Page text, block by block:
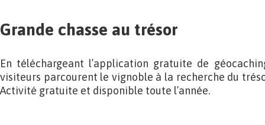
Grande chasse au trésor
En téléchargeant l’application gratuite de
visiteurs parcourent le vignoble à la recherche du
Activité gratuite et disponible toute l’année.